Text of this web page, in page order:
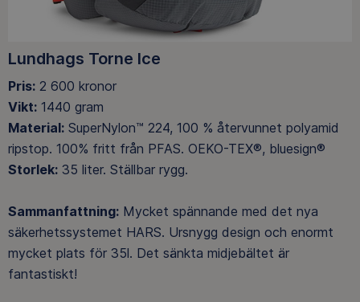
Lundhags Torne Ice
Pris: 2 600 kronor
Vikt: 1440 gram
Material: SuperNylon™ 224, 100 % återvunnet polyamid
ripstop. 100% fritt från PFAS. OEKO-TEX®, bluesign®
Storlek: 35 liter. Ställbar rygg.
Sammanfattning: Mycket spännande med det nya
säkerhetssystemet HARS. Ursnygg design och enormt
mycket plats för 35l. Det sänkta midjebältet är
fantastiskt!